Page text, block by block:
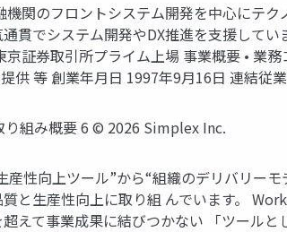
機関のフロントシステム開発を中心にテ
貫でシステム開発やDX推進を支援して
京証券取引所プライム上場 事業概要 • 業
供 等 創業年月日 1997年9月16日 連結
り組み概要 6 © 2026 Simplex Inc.
産性向上ツール”から“組織のデリバリー
と生産性向上に取り組 んでいます。
えて事業成果に結びつかない 「ツール